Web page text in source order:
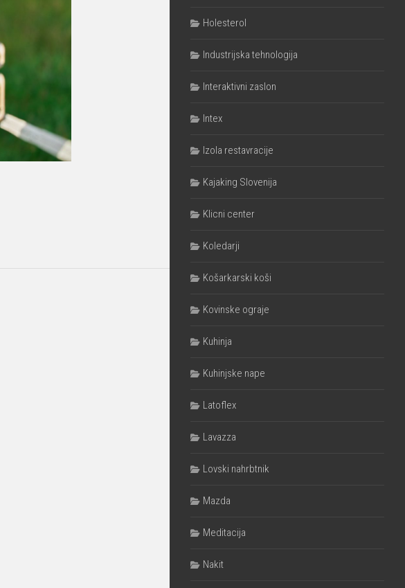
Holesterol
Industrijska tehnologija
Interaktivni zaslon
Intex
Izola restavracije
Kajaking Slovenija
Klicni center
Koledarji
Košarkarski koši
Kovinske ograje
Kuhinja
Kuhinjske nape
Latoflex
Lavazza
Lovski nahrbtnik
Mazda
Meditacija
Nakit